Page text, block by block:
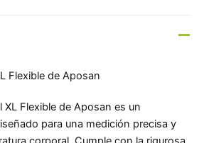
Flexible de Aposan
XL Flexible de Aposan es un
para una medición precisa y